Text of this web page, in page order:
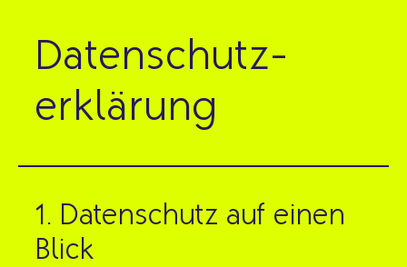
Datenschutz­
erklärung
1. Datenschutz auf einen
Blick